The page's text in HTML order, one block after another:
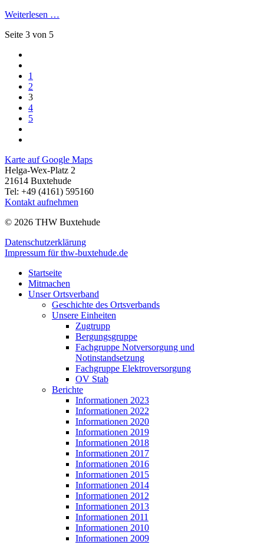
Weiterlesen …
Seite 3 von 5
1
2
3
4
5
Karte auf Google Maps
Helga-Wex-Platz 2
21614 Buxtehude
Tel: +49 (4161) 595160
Kontakt aufnehmen
© 2026 THW Buxtehude
Datenschutzerklärung
Impressum für thw-buxtehude.de
Startseite
Mitmachen
Unser Ortsverband
Geschichte des Ortsverbands
Unsere Einheiten
Zugtrupp
Bergungsgruppe
Fachgruppe Notversorgung und
Notinstandsetzung
Fachgruppe Elektroversorgung
OV Stab
Berichte
Informationen 2023
Informationen 2022
Informationen 2020
Informationen 2019
Informationen 2018
Informationen 2017
Informationen 2016
Informationen 2015
Informationen 2014
Informationen 2012
Informationen 2013
Informationen 2011
Informationen 2010
Informationen 2009